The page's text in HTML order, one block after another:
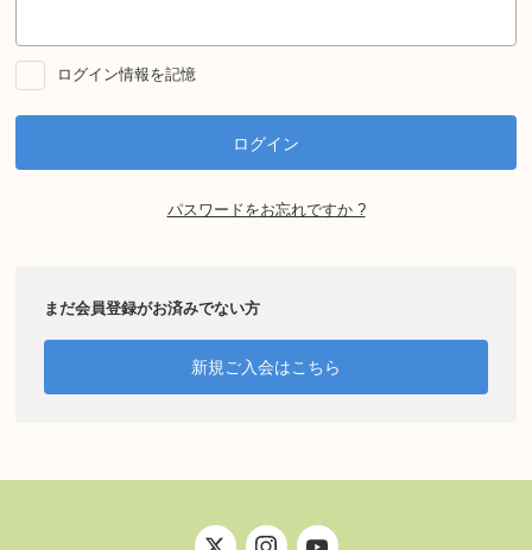
ログイン情報を記憶
パスワードをお忘れですか ?
まだ会員登録がお済みでない方
新規ご入会はこちら